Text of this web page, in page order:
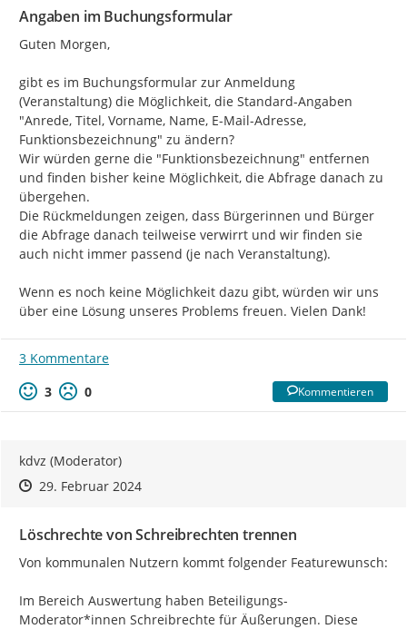
Angaben im Buchungsformular
Guten Morgen,
gibt es im Buchungsformular zur Anmeldung
(Veranstaltung) die Möglichkeit, die Standard-Angaben
"Anrede, Titel, Vorname, Name, E-Mail-Adresse,
Funktionsbezeichnung" zu ändern?
Wir würden gerne die "Funktionsbezeichnung" entfernen
und finden bisher keine Möglichkeit, die Abfrage danach zu
übergehen.
Die Rückmeldungen zeigen, dass Bürgerinnen und Bürger
die Abfrage danach teilweise verwirrt und wir finden sie
auch nicht immer passend (je nach Veranstaltung).
Wenn es noch keine Möglichkeit dazu gibt, würden wir uns
über eine Lösung unseres Problems freuen. Vielen Dank!
3 Kommentare
3
0 Kommentieren
kdvz (Moderator)
Zeitpunkt des Erstellens
Zeitpunkt des Erstellens
29. Februar 2024Zur Äußerung
Löschrechte von Schreibrechten trennen
Von kommunalen Nutzern kommt folgender Featurewunsch:
Im Bereich Auswertung haben Beteiligungs-
Moderator*innen Schreibrechte für Äußerungen. Diese